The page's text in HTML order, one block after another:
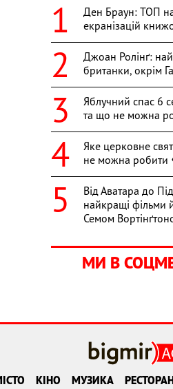
Ден Браун: ТОП
екранізацій
Джоан Ролінґ:
британки, окрім
Яблучний спас 6
та що не можна
Яке церковне
не можна робити
Від Аватара до
найкращі фільми
Семом
МИ В
КІНО МУЗИКА